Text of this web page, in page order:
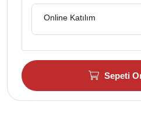
Online Katılım
Sepeti